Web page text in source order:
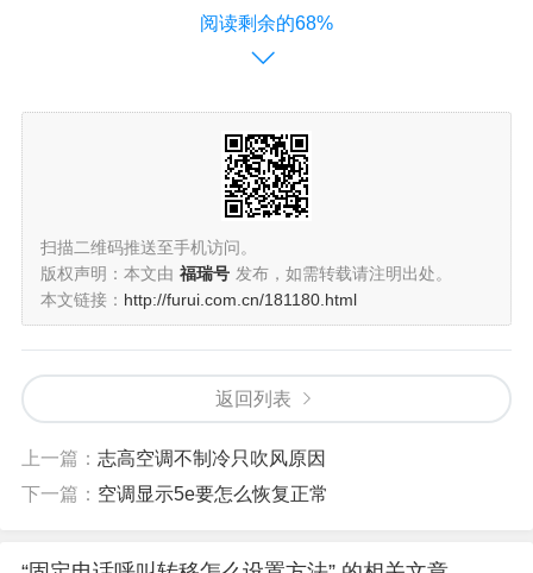
拨号键盘输入：*58*转移目标号码#
听到提示音后，挂断电话。
（3）占线时转移
移到另一个号码。
操作方式：
阅读剩余的68%
扫描二维码推送至手机访问。
版权声明：本文由 福瑞号 发布，如需转载请注明出处。
本文链接： http://furui.com.cn/181180.html
返回列表
上一篇： 志高空调不制冷只吹风原因
下一篇： 空调显示5e要怎么恢复正常